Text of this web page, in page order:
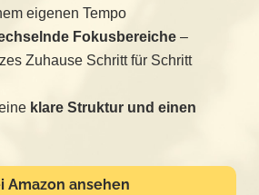
eigenen Tempo
Fokusbereiche –
Zuhause Schritt für Schritt
klare Struktur und einen
Amazon ansehen